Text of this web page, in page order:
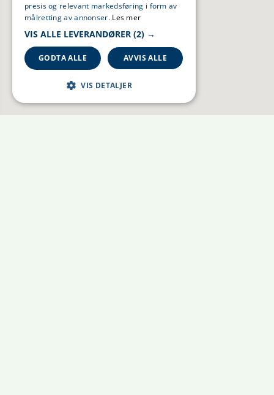
presis og relevant markedsføring i form av
målretting av annonser. Les mer
VIS ALLE LEVERANDØRER (2) →
GODTA ALLE AVVIS ALLE
VIS DETALJER